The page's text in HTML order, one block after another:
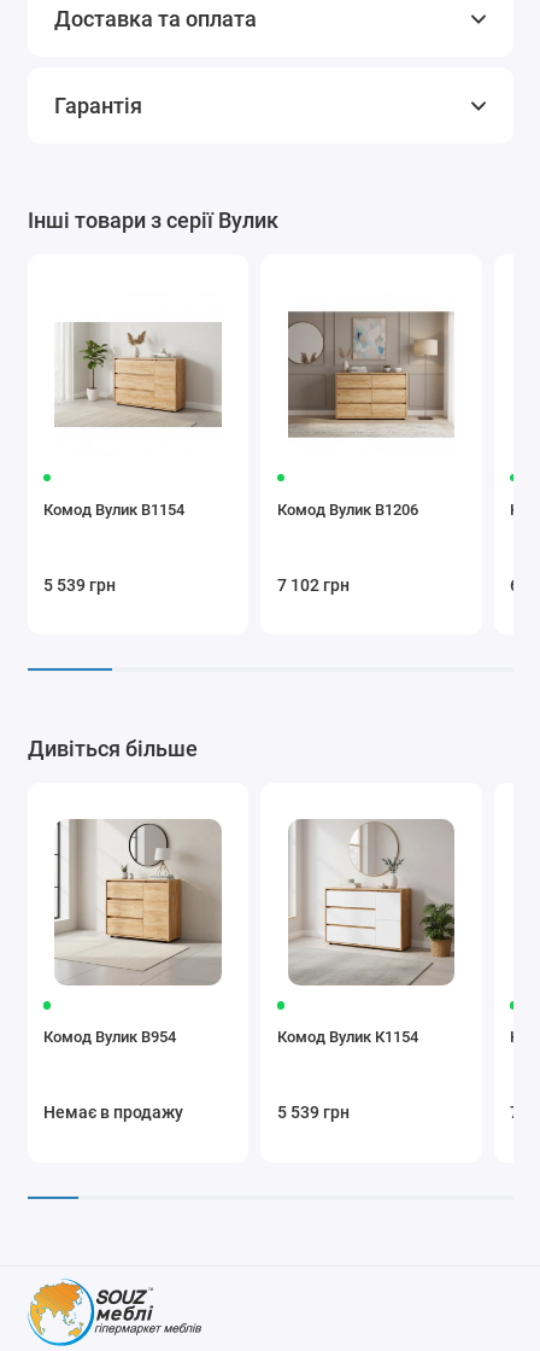
Доставка та оплата
Гарантія
Інші товари з серії Вулик
Комод Вулик В1154
5 539 грн
Комод Вулик В1206
7 102 грн 6
Дивіться більше
Комод Вулик В954
Немає в продажу
Комод Вулик К1154
5 539 грн 7